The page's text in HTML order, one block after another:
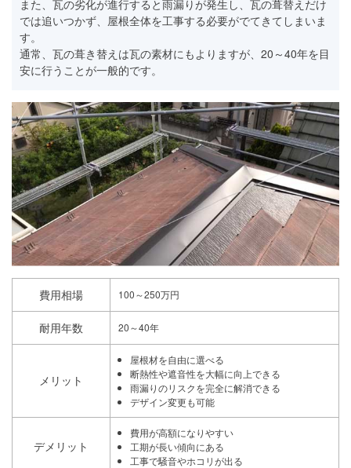
また、瓦の劣化が進行すると雨漏りが発生し、瓦の葺替えだけ
では追いつかず、屋根全体を工事する必要がでてきてしまいま
す。
通常、瓦の葺き替えは瓦の素材にもよりますが、20～40年を目
安に行うことが一般的です。
費用相場 100～250万円
耐用年数 20～40年
メリット
屋根材を自由に選べる
断熱性や遮音性を大幅に向上できる
雨漏りのリスクを完全に解消できる
デザイン変更も可能
デメリット
費用が高額になりやすい
工期が長い傾向にある
工事で騒音やホコリが出る